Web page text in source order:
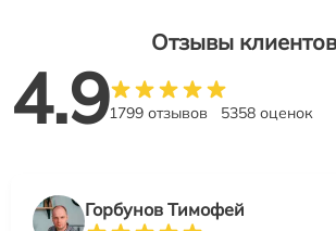
Отзывы клиентов
4.91799 отзывов 5358 оценок
Горбунов Тимофей